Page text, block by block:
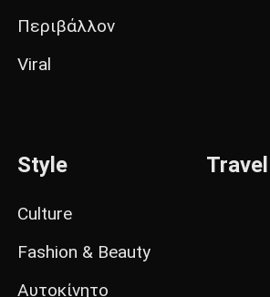
Περιβάλλον
Viral
Style
Culture
Fashion & Beauty
Αυτοκίνητο
Travel